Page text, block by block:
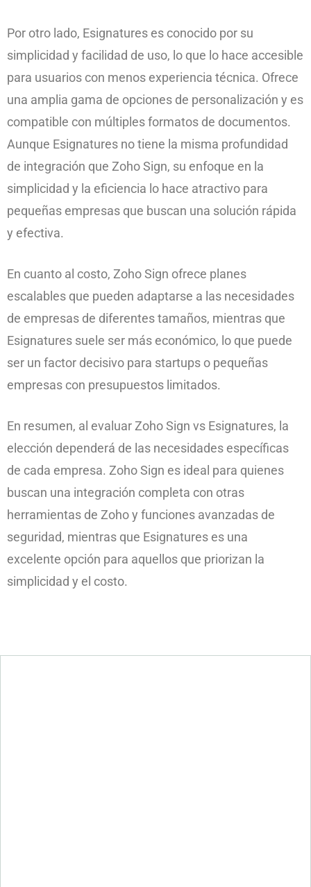
Por otro lado, Esignatures es conocido por su
simplicidad y facilidad de uso, lo que lo hace accesible
para usuarios con menos experiencia técnica. Ofrece
una amplia gama de opciones de personalización y es
compatible con múltiples formatos de documentos.
Aunque Esignatures no tiene la misma profundidad
de integración que Zoho Sign, su enfoque en la
simplicidad y la eficiencia lo hace atractivo para
pequeñas empresas que buscan una solución rápida
y efectiva.
En cuanto al costo, Zoho Sign ofrece planes
escalables que pueden adaptarse a las necesidades
de empresas de diferentes tamaños, mientras que
Esignatures suele ser más económico, lo que puede
ser un factor decisivo para startups o pequeñas
empresas con presupuestos limitados.
En resumen, al evaluar Zoho Sign vs Esignatures, la
elección dependerá de las necesidades específicas
de cada empresa. Zoho Sign es ideal para quienes
buscan una integración completa con otras
herramientas de Zoho y funciones avanzadas de
seguridad, mientras que Esignatures es una
excelente opción para aquellos que priorizan la
simplicidad y el costo.